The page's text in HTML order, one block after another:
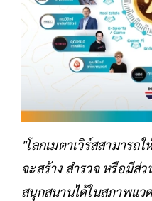
"โลกเมตาเวิร์สสามารถ
จะสร้าง สำรวจ หรือมีส่
สนุกสนานได้ในสภาพแว